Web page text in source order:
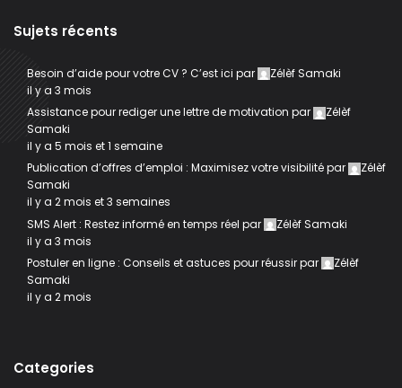
Sujets récents
Besoin d’aide pour votre CV ? C’est ici par
Zélèf Samaki
il y a 3 mois
Assistance pour rediger une lettre de motivation par
Zélèf
Samaki
il y a 5 mois et 1 semaine
Publication d’offres d’emploi : Maximisez votre visibilitépar
Zélèf
Samaki
il y a 2 mois et 3 semaines
SMS Alert : Restez informé en temps réel par
Zélèf Samaki
il y a 3 mois
Postuler en ligne : Conseils et astuces pour réussirpar
Zélèf
Samaki
il y a 2 mois
Categories